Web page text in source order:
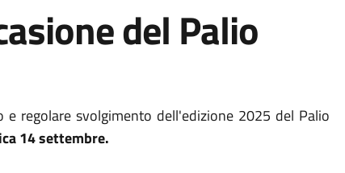
del Palio
regolare svolgimento dell'edizione 2025 del Palio
14 settembre.